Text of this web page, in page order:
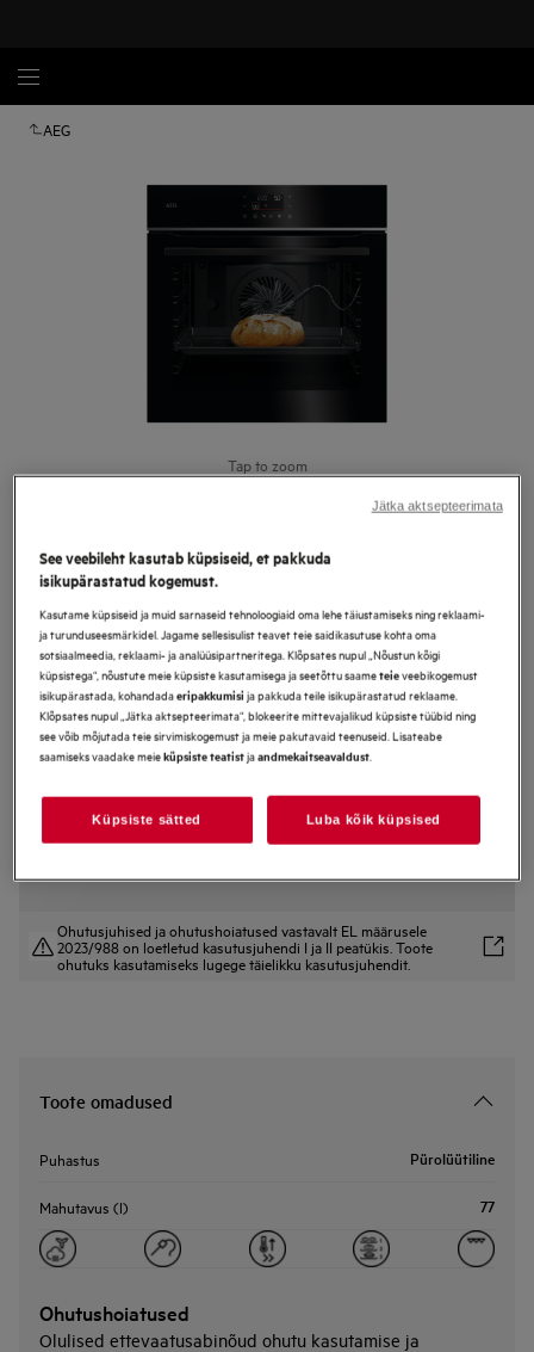
AEG
Tap to zoom
TA5PB53APB
Ahi 5000 Seeria SurroundCook with
SteamBake
Tootekirjeldus
Eelised
5000 SurroundCook® ahi koos SteamBake funktsiooniga optimaalseks
küpsetamiseks.
saavutamiseks auru.
Toidutermomeetri abil saate alati teada täpse temperatuuri.
Ohutusjuhised ja ohutushoiatused vastavalt EL määrusele
2023/988 on loetletud kasutusjuhendi I ja II peatükis. Toote
ohutuks kasutamiseks lugege täielikku kasutusjuhendit.
Toote omadused
Puhastus Pürolüütiline
Mahutavus (l) 77
Ohutushoiatused
Olulised ettevaatusabinõud ohutu kasutamise ja
See veebileht kasutab küpsiseid, et pakkuda
isikupärastatud kogemust.
Kasutame küpsiseid ja muid sarnaseid tehnoloogiaid oma lehe täiustamiseks ning reklaami-
ja turunduseesmärkidel. Jagame sellesisulist teavet teie saidikasutuse kohta oma
sotsiaalmeedia, reklaami- ja analüüsipartneritega. Klõpsates nupul „Nõustun kõigi
küpsistega“, nõustute meie küpsiste kasutamisega ja seetõttu saameteieveebikogemust
isikupärastada, kohandadaeripakkumisija pakkuda teile isikupärastatud reklaame.
Klõpsates nupul „Jätka aktsepteerimata“, blokeerite mittevajalikud küpsiste tüübid ning
see võib mõjutada teie sirvimiskogemust ja meie pakutavaid teenuseid. Lisateabe
saamiseks vaadake meieküpsiste teatistjaandmekaitseavaldust.
Küpsiste sätted Luba kõik küpsised
Jätka aktsepteerimata